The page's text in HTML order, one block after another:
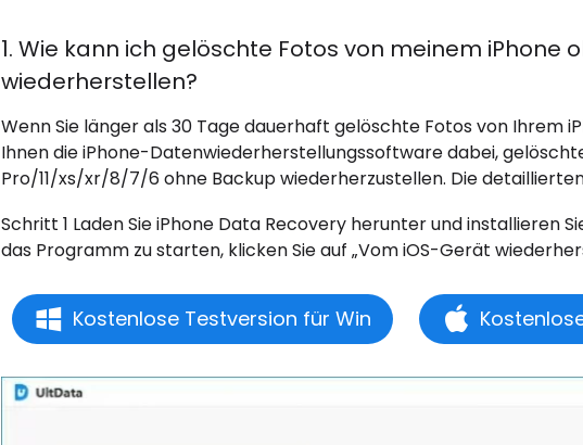
1. Wie kann ich gelöschte Fotos von meinem iPhone
wiederherstellen?
Wenn Sie länger als 30 Tage dauerhaft gelöschte Fotos von Ihrem
Ihnen die iPhone-Datenwiederherstellungssoftware dabei, gelöschte
Pro/11/xs/xr/8/7/6 ohne Backup wiederherzustellen. Die
Schritt 1 Laden Sie iPhone Data Recovery herunter und installieren
das Programm zu starten, klicken Sie auf „Vom iOS-Gerät
Kostenlose Testversion für Win